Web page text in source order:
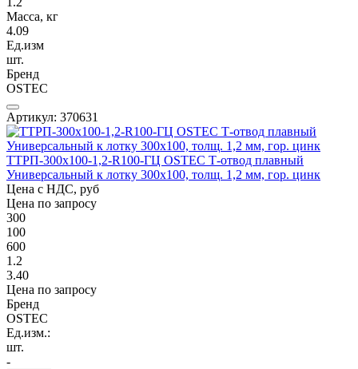
Масса, кг
4.09
Ед.изм
шт.
Бренд
OSTEC
Артикул: 370631
ТТРП-300х100-1,2-R100-ГЦ OSTEC Т-отвод плавный
Универсальный к лотку 300х100, толщ. 1,2 мм, гор. цинк
Цена с НДС, руб
Цена по запросу
300
100
600
1.2
3.40
Цена по запросу
Бренд
OSTEC
Ед.изм.:
шт.
-